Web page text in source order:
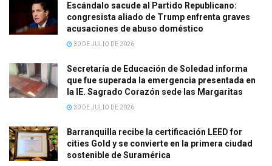
Escándalo sacude al Partido Republicano:
congresista aliado de Trump enfrenta graves
acusaciones de abuso doméstico
30 DE JULIO DE 2026
Secretaría de Educación de Soledad informa
que fue superada la emergencia presentada en
la IE. Sagrado Corazón sede las Margaritas
30 DE JULIO DE 2026
Barranquilla recibe la certificación LEED for
cities Gold y se convierte en la primera ciudad
sostenible de Suramérica